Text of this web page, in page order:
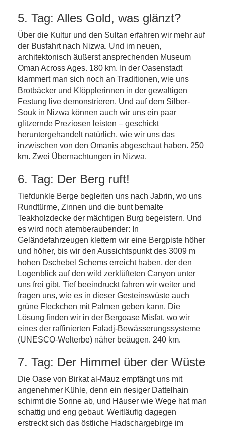
5. Tag: Alles Gold, was glänzt?
Über die Kultur und den Sultan erfahren wir mehr auf
der Busfahrt nach Nizwa. Und im neuen,
architektonisch äußerst ansprechenden Museum
Oman Across Ages. 180 km. In der Oasenstadt
klammert man sich noch an Traditionen, wie uns
Brotbäcker und Klöpplerinnen in der gewaltigen
Festung live demonstrieren. Und auf dem Silber-
Souk in Nizwa können auch wir uns ein paar
glitzernde Preziosen leisten – geschickt
heruntergehandelt natürlich, wie wir uns das
inzwischen von den Omanis abgeschaut haben. 250
km. Zwei Übernachtungen in Nizwa.
6. Tag: Der Berg ruft!
Tiefdunkle Berge begleiten uns nach Jabrin, wo uns
Rundtürme, Zinnen und die bunt bemalte
Teakholzdecke der mächtigen Burg begeistern. Und
es wird noch atemberaubender: In
Geländefahrzeugen klettern wir eine Bergpiste höher
und höher, bis wir den Aussichtspunkt des 3009 m
hohen Dschebel Schems erreicht haben, der den
Logenblick auf den wild zerklüfteten Canyon unter
uns frei gibt. Tief beeindruckt fahren wir weiter und
fragen uns, wie es in dieser Gesteinswüste auch
grüne Fleckchen mit Palmen geben kann. Die
Lösung finden wir in der Bergoase Misfat, wo wir
eines der raffinierten Faladj-Bewässerungssysteme
(UNESCO-Welterbe) näher beäugen. 240 km.
7. Tag: Der Himmel über der Wüste
Die Oase von Birkat al-Mauz empfängt uns mit
angenehmer Kühle, denn ein riesiger Dattelhain
schirmt die Sonne ab, und Häuser wie Wege hat man
schattig und eng gebaut. Weitläufig dagegen
erstreckt sich das östliche Hadschargebirge im